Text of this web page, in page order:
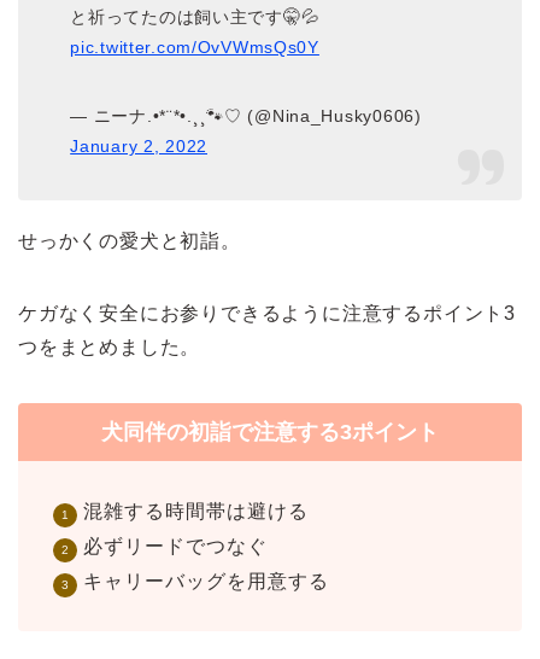
と祈ってたのは飼い主です🤫💦
pic.twitter.com/OvVWmsQs0Y
— ニーナ.•*¨*•.¸¸🐾♡ (@Nina_Husky0606)
January 2, 2022
せっかくの愛犬と初詣。
ケガなく安全にお参りできるように注意するポイント3
つをまとめました。
犬同伴の初詣で注意する3ポイント
混雑する時間帯は避ける
必ずリードでつなぐ
キャリーバッグを用意する